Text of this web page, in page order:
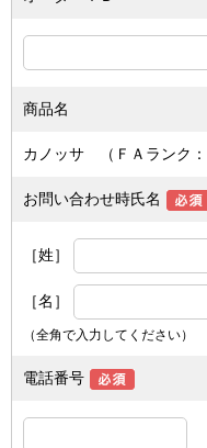
商品名
カノッサ （ＦＡラン
お問い合わせ時氏名
［姓］
［名］
（全角で入力してください）
電話番号